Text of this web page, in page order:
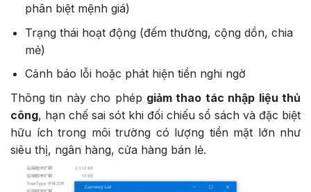
phân biệt mệnh giá)
Trạng thái hoạt động (đếm thường, cộng dồn, chia
mẻ)
Cảnh báo lỗi hoặc phát hiện tiền nghi ngờ
Thông tin này cho phép giảm thao tác nhập liệu thủ
công, hạn chế sai sót khi đối chiếu sổ sách và đặc biệt
hữu ích trong môi trường có lượng tiền mặt lớn như
siêu thị, ngân hàng, cửa hàng bán lẻ.